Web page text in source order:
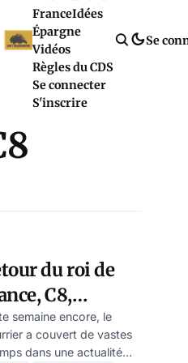
FranceIdées
Épargne
Vidéos
Règles du CDS
Se connecter
S'inscrire
Se
du roi de
C8,
vie : la
vidéo du
semaine encore, le
a couvert de vastes
dans une actualité